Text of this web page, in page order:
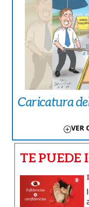
Caricatura
VER
TE PUEDE